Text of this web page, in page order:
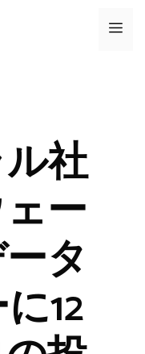
メ
社
ー
タ
12